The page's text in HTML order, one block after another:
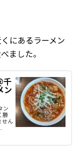
にあるラーメン
ました。
千
ン
ン
勝
せん